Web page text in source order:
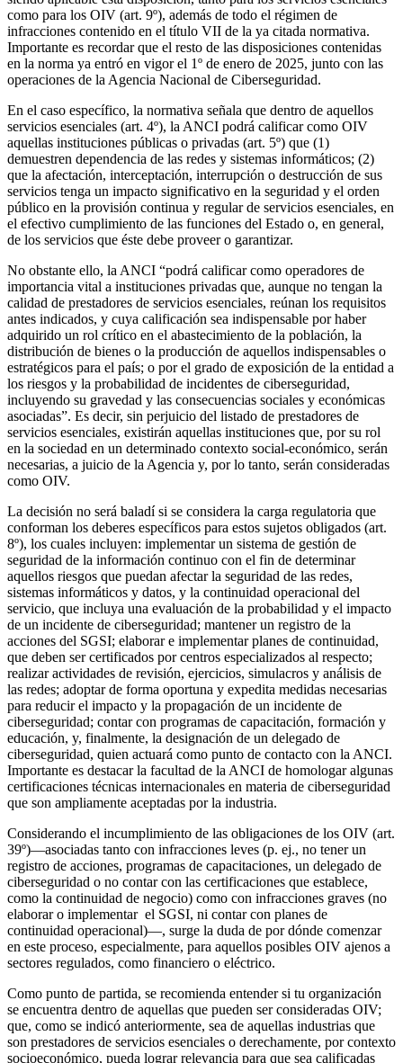
como para los OIV (art. 9º), además de todo el régimen de
infracciones contenido en el título VII de la ya citada normativa.
Importante es recordar que el resto de las disposiciones contenidas
en la norma ya entró en vigor el 1º de enero de 2025, junto con las
operaciones de la Agencia Nacional de Ciberseguridad.
En el caso específico, la normativa señala que dentro de aquellos
servicios esenciales (art. 4º), la ANCI podrá calificar como OIV
aquellas instituciones públicas o privadas (art. 5º) que (1)
demuestren dependencia de las redes y sistemas informáticos; (2)
que la afectación, interceptación, interrupción o destrucción de sus
servicios tenga un impacto significativo en la seguridad y el orden
público en la provisión continua y regular de servicios esenciales, en
el efectivo cumplimiento de las funciones del Estado o, en general,
de los servicios que éste debe proveer o garantizar.
No obstante ello, la ANCI “podrá calificar como operadores de
importancia vital a instituciones privadas que, aunque no tengan la
calidad de prestadores de servicios esenciales, reúnan los requisitos
antes indicados, y cuya calificación sea indispensable por haber
adquirido un rol crítico en el abastecimiento de la población, la
distribución de bienes o la producción de aquellos indispensables o
estratégicos para el país; o por el grado de exposición de la entidad a
los riesgos y la probabilidad de incidentes de ciberseguridad,
incluyendo su gravedad y las consecuencias sociales y económicas
asociadas”. Es decir, sin perjuicio del listado de prestadores de
servicios esenciales, existirán aquellas instituciones que, por su rol
en la sociedad en un determinado contexto social-económico, serán
necesarias, a juicio de la Agencia y, por lo tanto, serán consideradas
como OIV.
La decisión no será baladí si se considera la carga regulatoria que
conforman los deberes específicos para estos sujetos obligados (art.
8º), los cuales incluyen: implementar un sistema de gestión de
seguridad de la información continuo con el fin de determinar
aquellos riesgos que puedan afectar la seguridad de las redes,
sistemas informáticos y datos, y la continuidad operacional del
servicio, que incluya una evaluación de la probabilidad y el impacto
de un incidente de ciberseguridad; mantener un registro de la
acciones del SGSI; elaborar e implementar planes de continuidad,
que deben ser certificados por centros especializados al respecto;
realizar actividades de revisión, ejercicios, simulacros y análisis de
las redes; adoptar de forma oportuna y expedita medidas necesarias
para reducir el impacto y la propagación de un incidente de
ciberseguridad; contar con programas de capacitación, formación y
educación, y, finalmente, la designación de un delegado de
ciberseguridad, quien actuará como punto de contacto con la ANCI.
Importante es destacar la facultad de la ANCI de homologar algunas
certificaciones técnicas internacionales en materia de ciberseguridad
que son ampliamente aceptadas por la industria.
Considerando el incumplimiento de las obligaciones de los OIV (art.
39º)—asociadas tanto con infracciones leves (p. ej., no tener un
registro de acciones, programas de capacitaciones, un delegado de
ciberseguridad o no contar con las certificaciones que establece,
como la continuidad de negocio) como con infracciones graves (no
elaborar o implementar el SGSI, ni contar con planes de
continuidad operacional)—, surge la duda de por dónde comenzar
en este proceso, especialmente, para aquellos posibles OIV ajenos a
sectores regulados, como financiero o eléctrico.
Como punto de partida, se recomienda entender si tu organización
se encuentra dentro de aquellas que pueden ser consideradas OIV;
que, como se indicó anteriormente, sea de aquellas industrias que
son prestadores de servicios esenciales o derechamente, por contexto
socioeconómico, pueda lograr relevancia para que sea calificadas